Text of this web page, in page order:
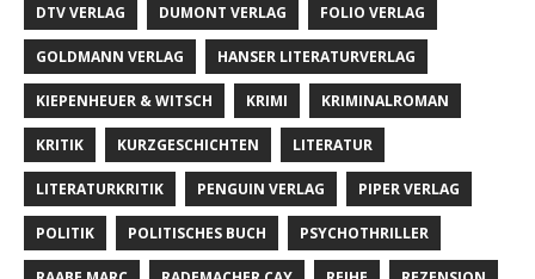
DTV VERLAG DUMONT VERLAG FOLIO VERLAG
GOLDMANN VERLAG HANSER LITERATURVERLAG
KIEPENHEUER & WITSCH KRIMI KRIMINALROMAN
KRITIK KURZGESCHICHTEN LITERATUR
LITERATURKRITIK PENGUIN VERLAG PIPER VERLAG
POLITIK POLITISCHES BUCH PSYCHOTHRILLER